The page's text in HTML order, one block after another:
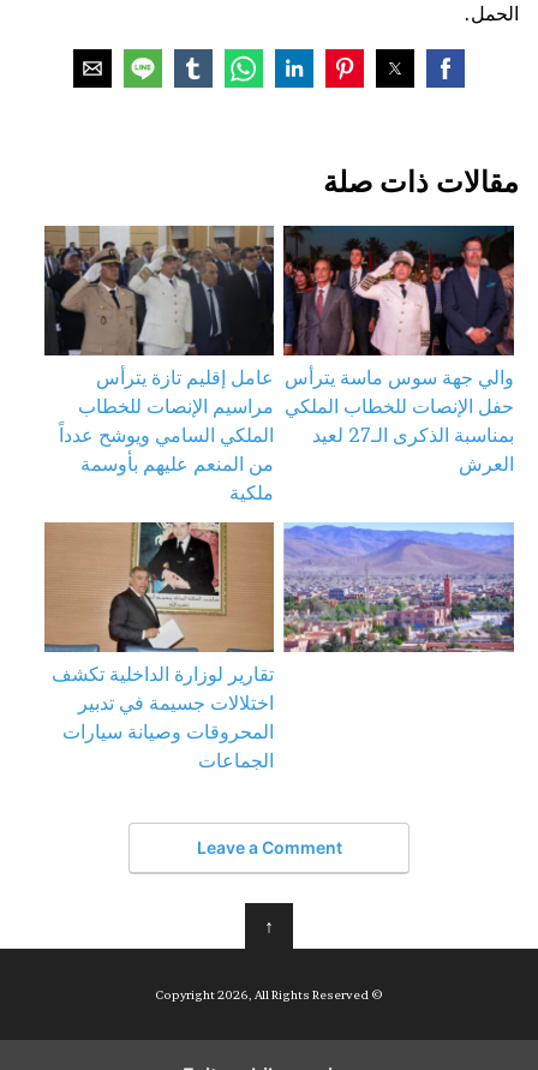
الحمل.
مقالات ذات صلة
والي جهة سوس ماسة يترأس
حفل الإنصات للخطاب الملكي
بمناسبة الذكرى الـ27 لعيد
العرش
عامل إقليم تازة يترأس
مراسيم الإنصات للخطاب
الملكي السامي ويوشح عدداً
من المنعم عليهم بأوسمة
ملكية
تقارير لوزارة الداخلية تكشف
اختلالات جسيمة في تدبير
المحروقات وصيانة سيارات
الجماعات
Leave a Comment
↑
© Copyright 2026, All Rights Reserved